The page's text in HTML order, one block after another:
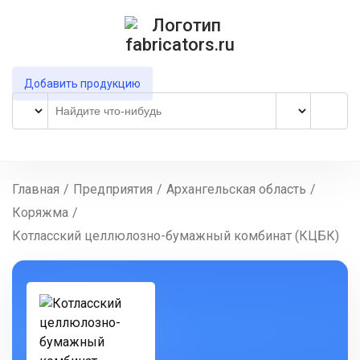
Добавить продукцию
Главная / Предприятия / Архангельская область /
Коряжма /
Котласский целлюлозно-бумажный комбинат (КЦБК)